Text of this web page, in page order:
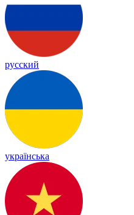
русский
українська